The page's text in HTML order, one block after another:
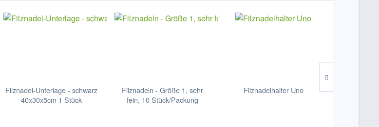
Filznadel-Unterlage - schwarz
40x30x5cm 1 Stück
Filznadeln - Größe 1, sehr
fein, 10 Stück/Packung
Filznadelhalter Uno